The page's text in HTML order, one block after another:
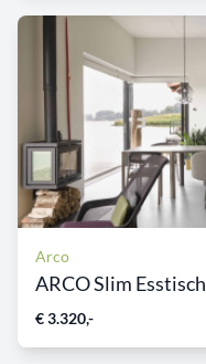
Arco
ARCO Slim Esstisch
€ 3.320,-